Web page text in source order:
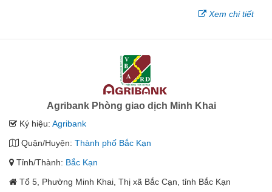
Xem chi tiết
Agribank Phòng giao dịch Minh Khai
Ký hiệu: Agribank
Quận/Huyện: Thành phố Bắc Kạn
Tỉnh/Thành: Bắc Kạn
Tổ 5, Phường Minh Khai, Thị xã Bắc Cạn, tỉnh Bắc Kạn